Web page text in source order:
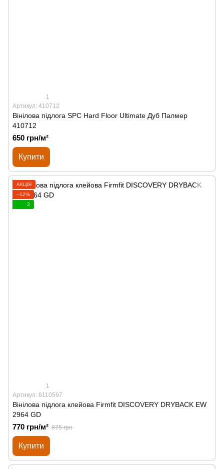
1
Артикул: 410712
Вінілова підлога SPС Hard Floor Ultimate Дуб Палмер
410712
650 грн/м²
Купити
АКЦІЯ
−12%
3
1
Артикул: 6110597
Вінілова підлога клейова Firmfit DISCOVERY DRYBACK EW
2964 GD
770 грн/м² 875 грн
Купити